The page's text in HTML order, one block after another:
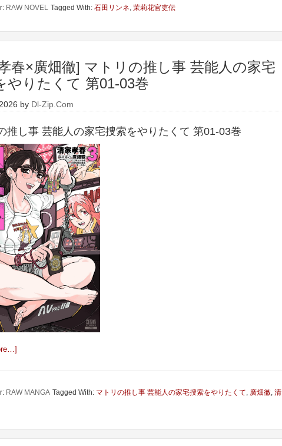
RAW NOVEL Tagged With: 石田リンネ 茉莉花官吏伝
春×廣畑徹] マトリの推し事 芸能人の家宅
やりたくて 第01-03巻
by Dl-Zip.Com
推し事 芸能人の家宅捜索をやりたくて 第01-03巻
RAW MANGA Tagged With: マトリの推し事 芸能人の家宅捜索をやりたくて 廣畑徹 清